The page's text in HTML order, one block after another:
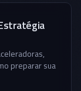
preparar sua